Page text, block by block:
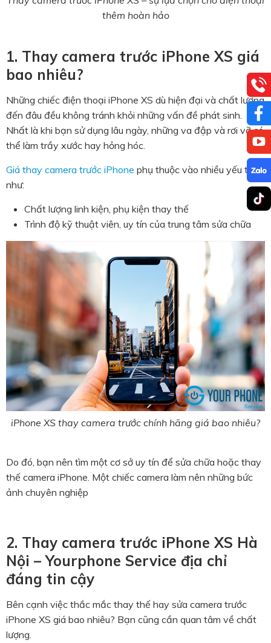
thêm hoàn hảo
1. Thay camera trước iPhone XS giá
bao nhiêu?
Những chiếc điện thoại iPhone XS dù hiện đại và chất lượng
đến đâu đều không tránh khỏi những vấn đề phát sinh.
Nhất là khi bạn sử dụng lâu ngày, những va đập và rơi vỡ có
thể làm trầy xước hay hỏng hóc.
Giá thay camera trước iPhone phụ thuộc vào nhiều yếu tố
như:
Chất lượng linh kiện, phụ kiện thay thế
Trình độ kỹ thuật viên, uy tín của trung tâm sửa chữa
iPhone XS thay camera trước chính hãng giá bao nhiêu?
Do đó, bạn nên tìm một cơ sở uy tín để sửa chữa hoặc thay
thế camera iPhone. Một chiếc camera làm nên những bức
ảnh chuyên nghiệp
2. Thay camera trước iPhone XS Hà
Nội – Yourphone Service địa chỉ
đáng tin cậy
Bên cạnh việc thắc mắc thay thế hay sửa camera trước
iPhone XS giá bao nhiêu? Bạn cũng cần quan tâm về chất
lượng.